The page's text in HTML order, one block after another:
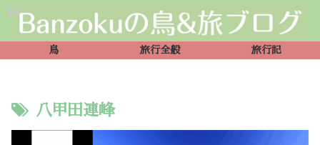
鳥 旅行全般 旅行記
八甲田連峰